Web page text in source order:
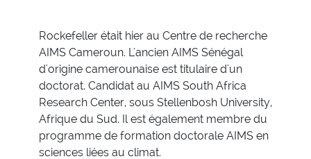
Rockefeller était hier au Centre de recherche
AIMS Cameroun. L'ancien AIMS Sénégal
d'origine camerounaise est titulaire d'un
doctorat. Candidat au AIMS South Africa
Research Center, sous Stellenbosh University,
Afrique du Sud. Il est également membre du
programme de formation doctorale AIMS en
sciences liées au climat.